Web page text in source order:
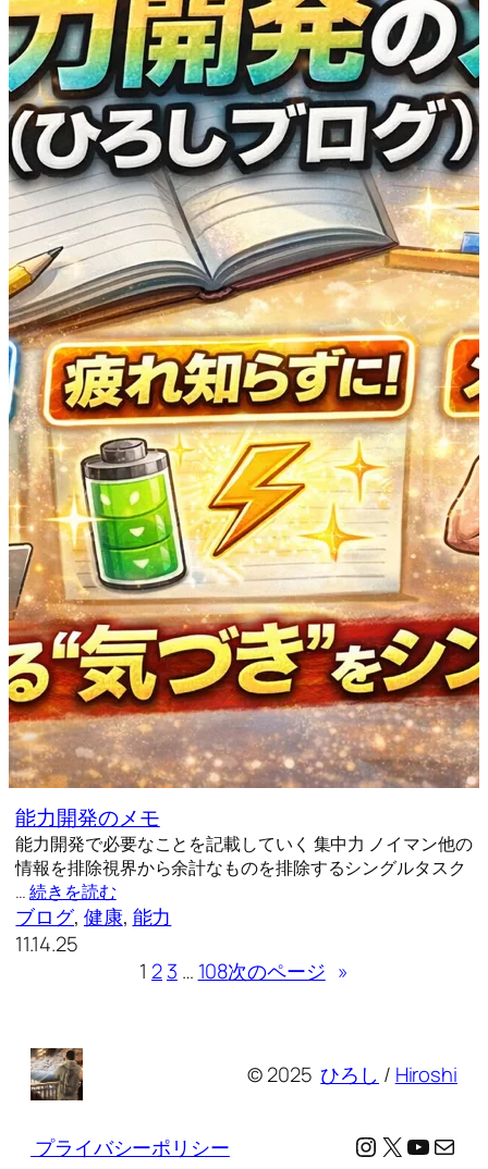
能力開発のメモ
能力開発で必要なことを記載していく 集中力 ノイマン他の
情報を排除視界から余計なものを排除するシングルタスク
…続きを読む
ブログ, 健康, 能力
11.14.25
1 23 … 108次のページ »
© 2025ひろし / Hiroshi
プライバシーポリシー Instagram
X メール